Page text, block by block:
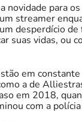
novidade para
streamer
desperdício
suas vidas, ou
em
a de
em 2018,
com a